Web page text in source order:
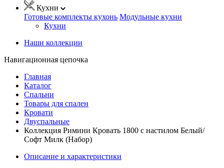
Кухни
Готовые комплекты кухонь Модульные кухни
Кухни
Наши коллекции
Навигационная цепочка
Главная
Каталог
Спальни
Товары для спален
Кровати
Двуспальные
Коллекция Римини Кровать 1800 с настилом Белый/
Софт Милк (Набор)
Описание и характеристики